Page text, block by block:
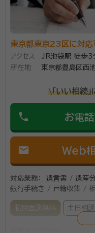
東京都東京23区に対応
アクセス
JR池袋駅 徒歩3
所在地
東京都豊島区
\「いい相続
phone お電
mail Web
対応業務：
遺言書 / 遺産
銀行手続き / 戸籍収集 /
初回面談無料 土日相談